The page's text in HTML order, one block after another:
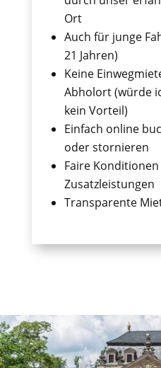
Ort
Auch für junge
21 Jahren)
Keine
Abholort(würde
kein Vorteil)
Einfach online
oder stornieren
Faire Konditionen
Zusatzleistungen
Transparente